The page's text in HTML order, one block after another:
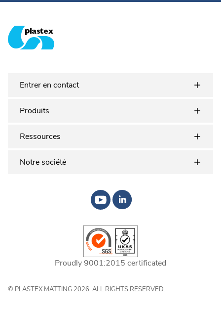
Entrer en contact
Produits
Ressources
Notre société
Proudly 9001:2015 certificated
© PLASTEX MATTING 2026. ALL RIGHTS RESERVED.